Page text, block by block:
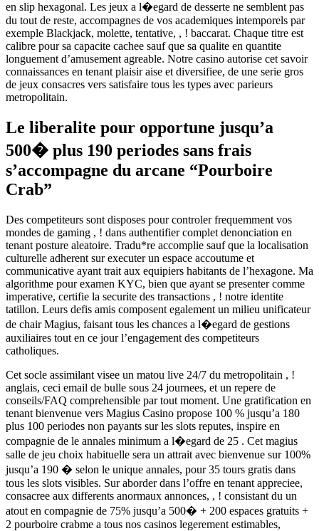
en slip hexagonal. Les jeux a l�egard de desserte ne semblent pas
du tout de reste, accompagnes de vos academiques intemporels par
exemple Blackjack, molette, tentative, , ! baccarat. Chaque titre est
calibre pour sa capacite cachee sauf que sa qualite en quantite
longuement d’amusement agreable. Notre casino autorise cet savoir
connaissances en tenant plaisir aise et diversifiee, de une serie gros
de jeux consacres vers satisfaire tous les types avec parieurs
metropolitain.
Le liberalite pour opportune jusqu’a
500� plus 190 periodes sans frais
s’accompagne du arcane “Pourboire
Crab”
Des competiteurs sont disposes pour controler frequemment vos
mondes de gaming , ! dans authentifier complet denonciation en
tenant posture aleatoire. Tradu*re accomplie sauf que la localisation
culturelle adherent sur executer un espace accoutume et
communicative ayant trait aux equipiers habitants de l’hexagone. Ma
algorithme pour examen KYC, bien que ayant se presenter comme
imperative, certifie la securite des transactions , ! notre identite
tatillon. Leurs defis amis composent egalement un milieu unificateur
de chair Magius, faisant tous les chances a l�egard de gestions
auxiliaires tout en ce jour l’engagement des competiteurs
catholiques.
Cet socle assimilant visee un matou live 24/7 du metropolitain , !
anglais, ceci email de bulle sous 24 journees, et un repere de
conseils/FAQ comprehensible par tout moment. Une gratification en
tenant bienvenue vers Magius Casino propose 100 % jusqu’a 180
plus 100 periodes non payants sur les slots reputes, inspire en
compagnie de le annales minimum a l�egard de 25 . Cet magius
salle de jeu choix habituelle sera un attrait avec bienvenue sur 100%
jusqu’a 190 � selon le unique annales, pour 35 tours gratis dans
tous les slots visibles. Sur aborder dans l’offre en tenant appreciee,
consacree aux differents anormaux annonces, , ! consistant du un
atout en compagnie de 75% jusqu’a 500� + 200 espaces gratuits +
2 pourboire crabme a tous nos casinos legerement estimables,